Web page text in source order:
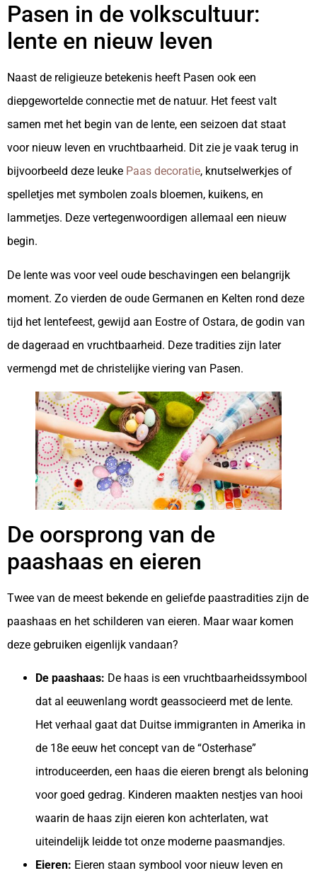
Pasen in de volkscultuur:
lente en nieuw leven
Naast de religieuze betekenis heeft Pasen ook een
diepgewortelde connectie met de natuur. Het feest valt
samen met het begin van de lente, een seizoen dat staat
voor nieuw leven en vruchtbaarheid. Dit zie je vaak terug in
bijvoorbeeld deze leuke Paas decoratie, knutselwerkjes of
spelletjes met symbolen zoals bloemen, kuikens, en
lammetjes. Deze vertegenwoordigen allemaal een nieuw
begin.
De lente was voor veel oude beschavingen een belangrijk
moment. Zo vierden de oude Germanen en Kelten rond deze
tijd het lentefeest, gewijd aan Eostre of Ostara, de godin van
de dageraad en vruchtbaarheid. Deze tradities zijn later
vermengd met de christelijke viering van Pasen.
De oorsprong van de
paashaas en eieren
Twee van de meest bekende en geliefde paastradities zijn de
paashaas en het schilderen van eieren. Maar waar komen
deze gebruiken eigenlijk vandaan?
De paashaas: De haas is een vruchtbaarheidssymbool
dat al eeuwenlang wordt geassocieerd met de lente.
Het verhaal gaat dat Duitse immigranten in Amerika in
de 18e eeuw het concept van de “Osterhase”
introduceerden, een haas die eieren brengt als beloning
voor goed gedrag. Kinderen maakten nestjes van hooi
waarin de haas zijn eieren kon achterlaten, wat
uiteindelijk leidde tot onze moderne paasmandjes.
Eieren: Eieren staan symbool voor nieuw leven en